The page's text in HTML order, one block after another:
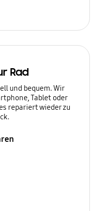
Rad
und bequem. Wir
Tablet oder
repariert wieder zu